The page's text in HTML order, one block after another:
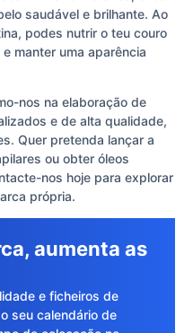
saudável e brilhante. Ao
podes nutrir o teu couro
manter uma aparência
nos na elaboração de
e de alta qualidade,
Quer pretenda lançar a
ou obter óleos
nos hoje para explorar
própria.
aumenta as
e ficheiros de
seu calendário de